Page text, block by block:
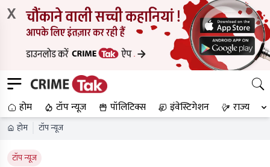
X
होम टॉप न्यूज पॉलिटिक्स इंवेस्टिगेशन राज्य
होम टॉप न्यूज
टॉप न्यूज